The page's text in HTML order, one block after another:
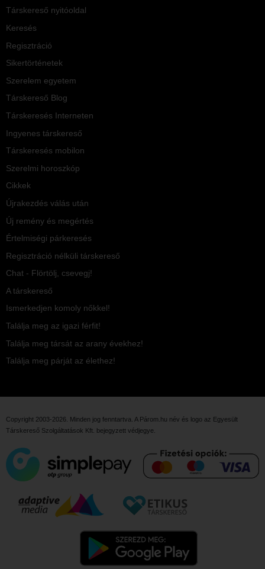
Társkereső nyitóoldal
Keresés
Regisztráció
Sikertörténetek
Szerelem egyetem
Társkereső Blog
Társkeresés Interneten
Ingyenes társkereső
Társkeresés mobilon
Szerelmi horoszkóp
Cikkek
Újrakezdés válás után
Új remény és megértés
Értelmiségi párkeresés
Regisztráció nélküli társkereső
Chat - Flörtölj, csevegj!
A társkereső
Ismerkedjen komoly nőkkel!
Találja meg az igazi férfit!
Találja meg társát az arany évekhez!
Találja meg párját az élethez!
Copyright 2003-2026. Minden jog fenntartva. A Párom.hu név és logo az Egyesült
Társkereső Szolgáltatások Kft.
bejegyzett védjegye.